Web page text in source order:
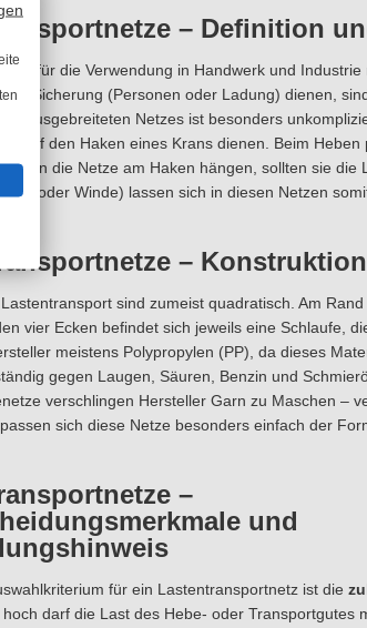
– Definition
für die Verwendung in Handwerk und
Sicherung (Personen oder Ladung) dienen,
ausgebreiteten Netzes ist besonders
auf den Haken eines Krans dienen. Beim
Wenn die Netze am Haken hängen, sollten sie
oder Winde) lassen sich in diesen Netzen
–
sind zumeist quadratisch. Am
vier Ecken befindet sich jeweils eine Schlaufe,
meistens Polypropylen (PP), da dieses
gegen Laugen, Säuren, Benzin und
verschlingen Hersteller Garn zu Maschen –
sich diese Netze besonders einfach der
–
und
für ein Lastentransportnetz ist die
darf die Last des Hebe- oder Transportgutes